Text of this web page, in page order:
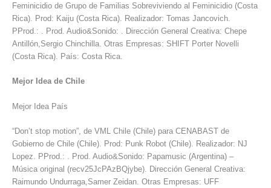
Feminicidio de Grupo de Familias Sobreviviendo al Feminicidio (Costa
Rica). Prod: Kaiju (Costa Rica). Realizador: Tomas Jancovich.
PProd.: . Prod. Audio&Sonido: . Dirección General Creativa: Chepe
Antillón,Sergio Chinchilla. Otras Empresas: SHIFT Porter Novelli
(Costa Rica). País: Costa Rica.
Mejor Idea de Chile
Mejor Idea País
“Don’t stop motion”, de VML Chile (Chile) para CENABAST de
Gobierno de Chile (Chile). Prod: Punk Robot (Chile). Realizador: NJ
Lopez. PProd.: . Prod. Audio&Sonido: Papamusic (Argentina) –
Música original (recv25JcPAzBQjybe). Dirección General Creativa:
Raimundo Undurraga,Samer Zeidan. Otras Empresas: UFF